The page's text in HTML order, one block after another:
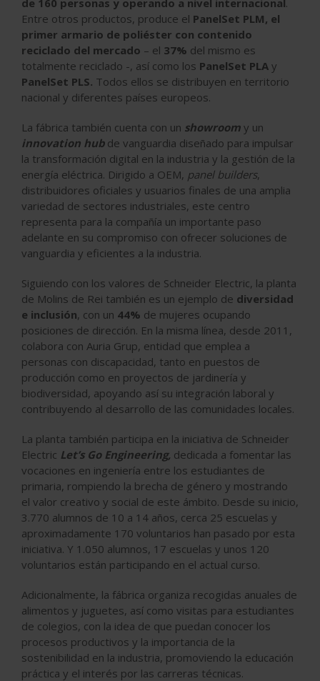
Entre otros productos, produce el PanelSet PLM, el
primer armario de poliéster con contenido
reciclado del mercado – el 37% del mismo es
totalmente reciclado -, así como los PanelSet PLA y
PanelSet PLS. Todos ellos se distribuyen en territorio
nacional y diferentes países europeos.
La fábrica también cuenta con un showroom y un
innovation hubde vanguardia diseñado para impulsar
la transformación digital en la industria y la gestión de la
energía eléctrica. Dirigido a OEM, panel builders,
distribuidores oficiales y usuarios finales de una amplia
variedad de sectores industriales, este centro
representa para la compañía un importante paso
adelante en su compromiso con ofrecer soluciones de
vanguardia y eficientes a la industria.
Siguiendo con los valores de Schneider Electric, la planta
de Molins de Rei también es un ejemplo de diversidad
e inclusión, con un 44% de mujeres ocupando
posiciones de dirección. En la misma línea, desde 2011,
colabora con Auria Grup, entidad que emplea a
personas con discapacidad, tanto en puestos de
producción como en proyectos de jardinería y
biodiversidad, apoyando así su integración laboral y
contribuyendo al desarrollo de las comunidades locales.
La planta también participa en la iniciativa de Schneider
Electric Let’s Go Engineering, dedicada a fomentar las
vocaciones en ingeniería entre los estudiantes de
primaria, rompiendo la brecha de género y mostrando
el valor creativo y social de este ámbito. Desde su inicio,
3.770 alumnos de 10 a 14 años, cerca 25 escuelas y
aproximadamente 170 voluntarios han pasado por esta
iniciativa. Y 1.050 alumnos, 17 escuelas y unos 120
voluntarios están participando en el actual curso.
Adicionalmente, la fábrica organiza recogidas anuales de
alimentos y juguetes, así como visitas para estudiantes
de colegios, con la idea de que puedan conocer los
procesos productivos y la importancia de la
sostenibilidad en la industria, promoviendo la educación
práctica y el interés por las carreras técnicas.